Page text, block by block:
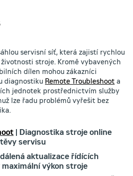
servisní síť, která zajistí rychlou
stroje. Kromě vybavených
dílen mohou zákazníci
diagnostiku Remote Troubleshoot a
jednotek prostřednictvím služby
lze řadu problémů vyřešit bez
| Diagnostika stroje online
servisu
aktualizace řídících
výkon stroje